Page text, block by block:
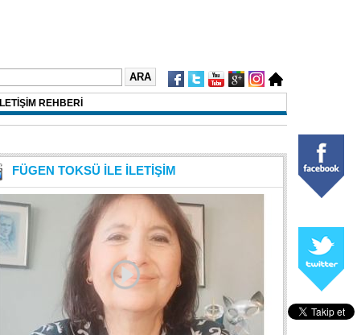
İLETİŞİM REHBERİ
FÜGEN TOKSÜ İLE İLETİŞİM